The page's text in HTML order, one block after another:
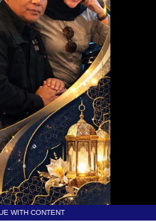
WITH CONTENT